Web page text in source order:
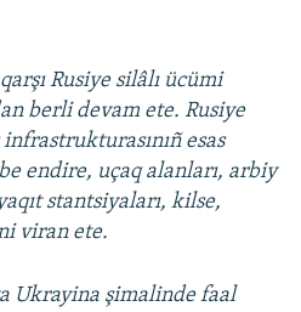
Rusiye silâlı ücümi
berli devam ete. Rusiye
esas
endire, uçaq alanları, arbiy
stantsiyaları, kilse,
viran ete.
Ukrayina şimalinde faal